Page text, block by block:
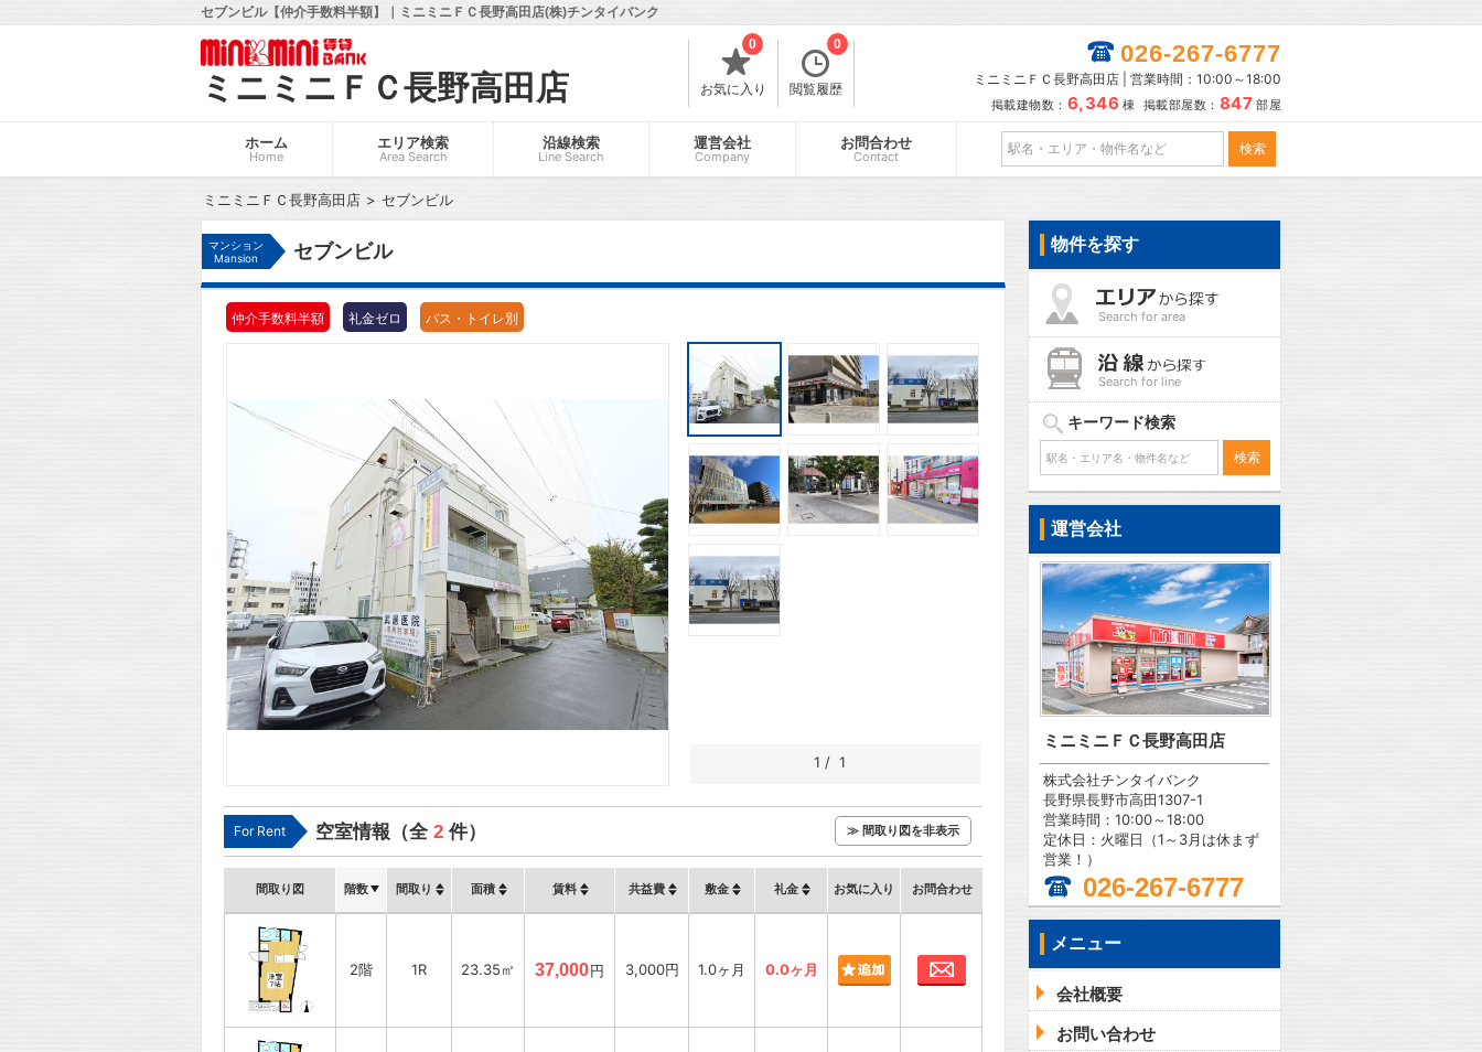
セブンビル【仲介手数料半額】｜ミニミニＦＣ長野高田店(株)チンタイバンク
ミニミニＦＣ長野高田店 お気に入り
0
閲覧履歴
0 026-267-6777
ミニミニＦＣ長野高田店 | 営業時間：10:00～18:00
掲載建物数： 6,346 棟 掲載部屋数： 847 部屋
ホーム
Home
エリア検索
Area Search
沿線検索
Line Search
運営会社
Company
お問合わせ
Contact
ミニミニＦＣ長野高田店 セブンビル
マンション
Mansion
セブンビル
仲介手数料半額 礼金ゼロ バス・トイレ別
1 / 1
For Rent 空室情報（全 2 件） ≫ 間取り図を非表示
間取り図 階数 間取り 面積 賃料 共益費 敷金 礼金 お気に入り お問合わせ
2階 1R 23.35㎡ 37,000円 3,000円 1.0ヶ月 0.0ヶ月 お問合わせ
物件を探す
Search for area
Search for line
キーワード検索
運営会社
ミニミニＦＣ長野高田店
株式会社チンタイバンク
長野県長野市高田1307-1
営業時間：10:00～18:00
定休日：火曜日（1～3月は休まず
営業！）
026-267-6777
メニュー
会社概要
お問い合わせ